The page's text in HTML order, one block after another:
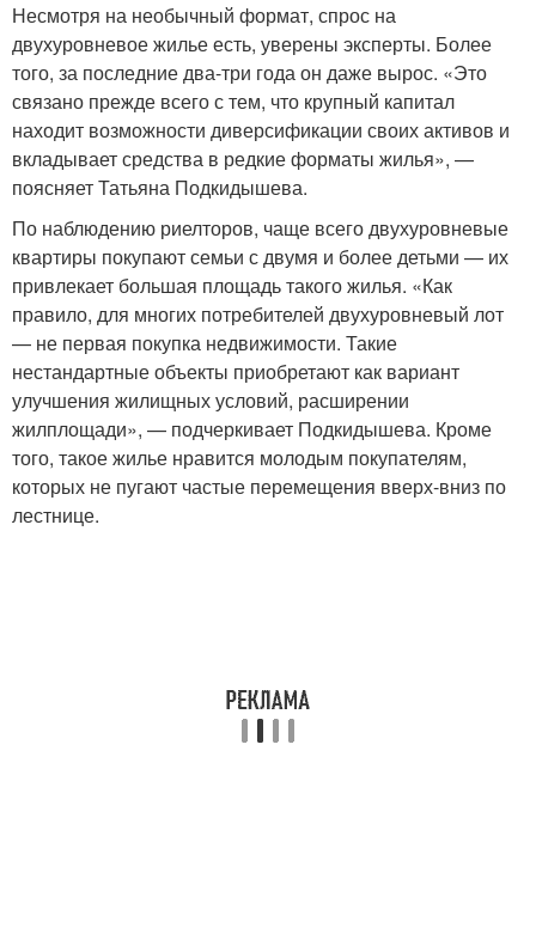
Несмотря на необычный формат, спрос на
двухуровневое жилье есть, уверены эксперты. Более
того, за последние два-три года он даже вырос. «Это
связано прежде всего с тем, что крупный капитал
находит возможности диверсификации своих активов и
вкладывает средства в редкие форматы жилья», —
поясняет Татьяна Подкидышева.
По наблюдению риелторов, чаще всего двухуровневые
квартиры покупают семьи с двумя и более детьми — их
привлекает большая площадь такого жилья. «Как
правило, для многих потребителей двухуровневый лот
— не первая покупка недвижимости. Такие
нестандартные объекты приобретают как вариант
улучшения жилищных условий, расширении
жилплощади», — подчеркивает Подкидышева. Кроме
того, такое жилье нравится молодым покупателям,
которых не пугают частые перемещения вверх-вниз по
лестнице.